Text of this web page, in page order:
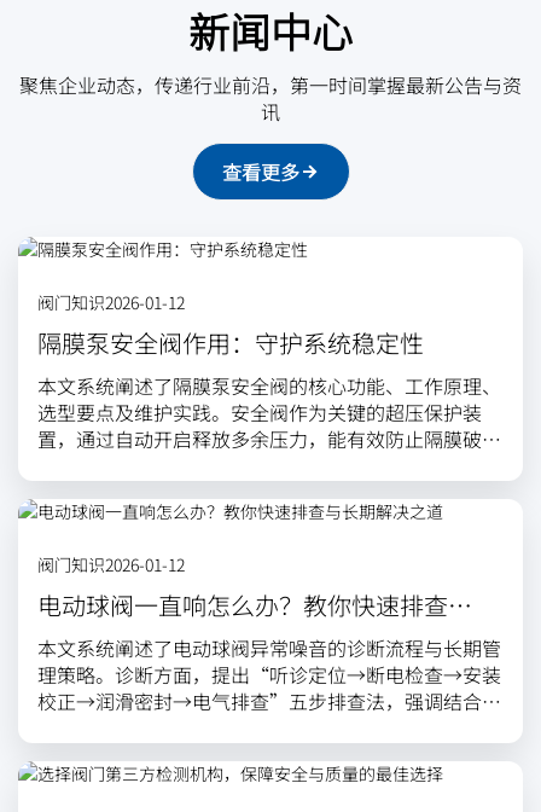
新闻中心
聚焦企业动态，传递行业前沿，第一时间掌握最新公告与资
讯
查看更多
阀门知识2026-01-12
隔膜泵安全阀作用：守护系统稳定性
本文系统阐述了隔膜泵安全阀的核心功能、工作原理、
选型要点及维护实践。安全阀作为关键的超压保护装
置，通过自动开启释放多余压力，能有效防止隔膜破
过程稳定与人员环境安全。文章分析了弹簧式、重锤式
等主要阀型，并指出选型需综合考虑设定压力、流量能
场景，并结合安装、维护要点与故障排查指南，辅以实
际改造案例，论证了合理配置与维护安全阀对于提升系
统可靠性、延长设备寿命及降低综合运维成本的重要价
值。
阀门知识2026-01-12
电动球阀一直响怎么办？教你快速排查与
长期解决之道
本文系统阐述了电动球阀异常噪音的诊断流程与长期管
理策略。诊断方面，提出“听诊定位→断电检查→安装
校正→润滑密封→电气排查”五步排查法，强调结合声
上，建议建立定期维护制度、优化备件管理、推动技术
升级与加强人员培训，形成预防性维护体系。全文旨在